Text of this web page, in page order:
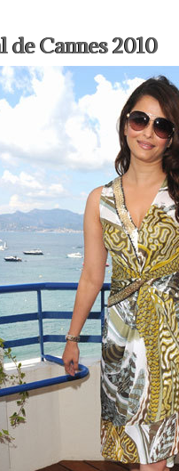
de Cannes 2010